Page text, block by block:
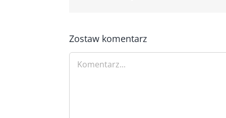
Zostaw komentarz
Comment